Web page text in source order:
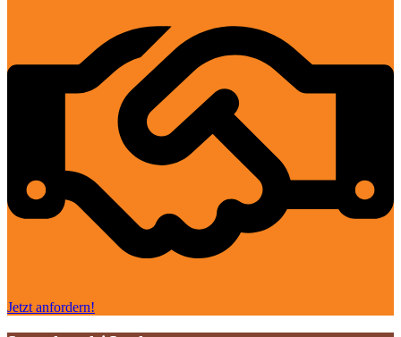
Jetzt anfordern!